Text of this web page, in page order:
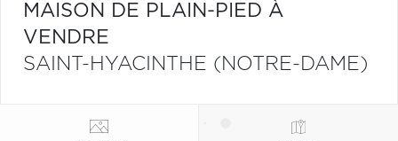
MAISON DE PLAIN-PIED À
VENDRE
SAINT-HYACINTHE (NOTRE-DAME)